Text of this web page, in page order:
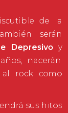
de la
serán
Depresivo y
nacerán
rock como
sus hitos